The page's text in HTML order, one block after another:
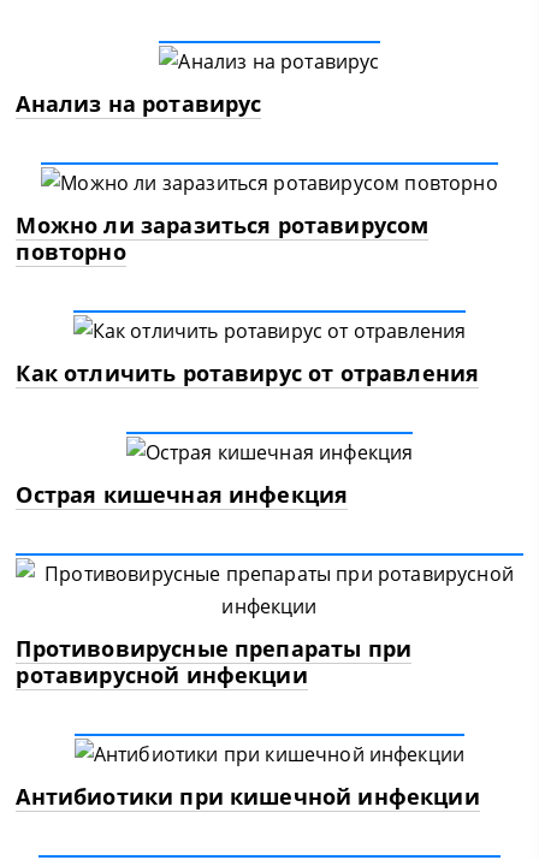
Анализ на ротавирус
Можно ли заразиться ротавирусом
повторно
Как отличить ротавирус от отравления
Острая кишечная инфекция
Противовирусные препараты при
ротавирусной инфекции
Антибиотики при кишечной инфекции